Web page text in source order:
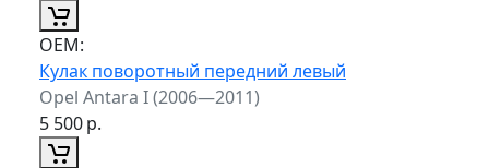
ОЕМ:
Кулак поворотный передний левый
Opel Antara I (2006—2011)
5 500р.